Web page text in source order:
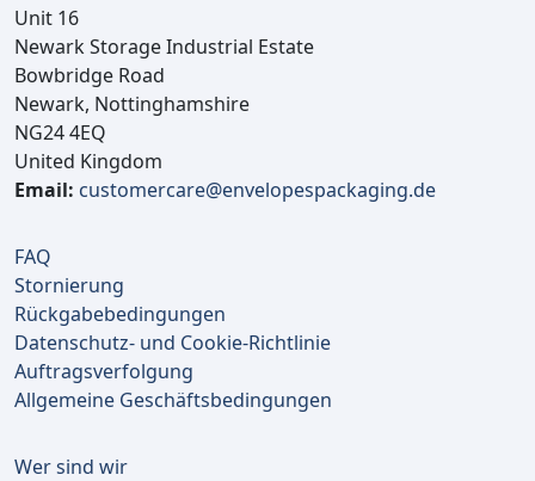
Unit 16
Newark Storage Industrial Estate
Bowbridge Road
Newark, Nottinghamshire
NG24 4EQ
United Kingdom
Email: customercare@envelopespackaging.de
FAQ
Stornierung
Rückgabebedingungen
Datenschutz- und Cookie-Richtlinie
Auftragsverfolgung
Allgemeine Geschäftsbedingungen
Wer sind wir